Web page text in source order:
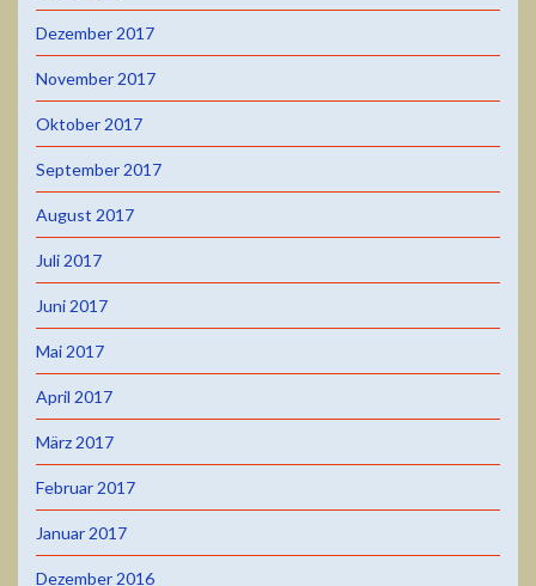
Dezember 2017
November 2017
Oktober 2017
September 2017
August 2017
Juli 2017
Juni 2017
Mai 2017
April 2017
März 2017
Februar 2017
Januar 2017
Dezember 2016